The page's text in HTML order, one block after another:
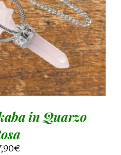
in Quarzo
€